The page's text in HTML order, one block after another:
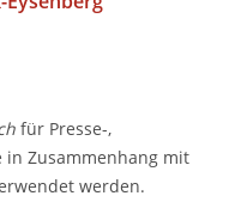
für Presse-,
in Zusammenhang mit
werden.